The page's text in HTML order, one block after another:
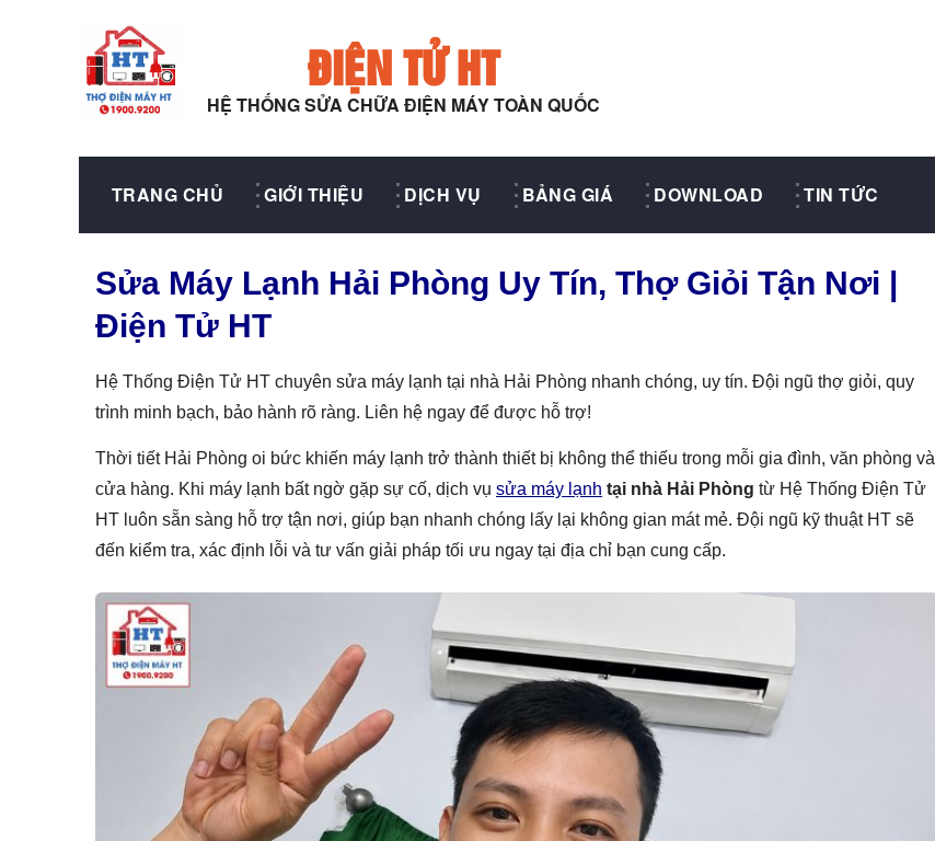
ĐIỆN TỬ HT
HỆ THỐNG SỬA CHỮA ĐIỆN MÁY TOÀN QUỐC
TRANG CHỦ GIỚI THIỆU DỊCH VỤ BẢNG GIÁ DOWNLOAD TIN TỨC
Sửa Máy Lạnh Hải Phòng Uy Tín, Thợ Giỏi Tận Nơi |
Điện Tử HT
Hệ Thống Điện Tử HT chuyên sửa máy lạnh tại nhà Hải Phòng nhanh chóng, uy tín. Đội ngũ thợ giỏi, quy
trình minh bạch, bảo hành rõ ràng. Liên hệ ngay để được hỗ trợ!
Thời tiết Hải Phòng oi bức khiến máy lạnh trở thành thiết bị không thể thiếu trong mỗi gia đình, văn phòng và
cửa hàng. Khi máy lạnh bất ngờ gặp sự cố, dịch vụ sửa máy lạnh tại nhà Hải Phòng từ Hệ Thống Điện Tử
HT luôn sẵn sàng hỗ trợ tận nơi, giúp bạn nhanh chóng lấy lại không gian mát mẻ. Đội ngũ kỹ thuật HT sẽ
đến kiểm tra, xác định lỗi và tư vấn giải pháp tối ưu ngay tại địa chỉ bạn cung cấp.